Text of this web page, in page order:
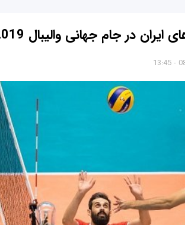
در جام جهانی والیبال 2019